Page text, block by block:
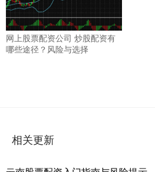
网上股票配资公司 炒股配资有
哪些途径？风险与选择
相关更新